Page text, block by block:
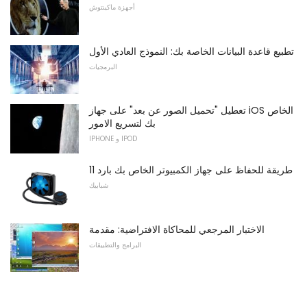
أجهزة ماكينتوش
تطبيع قاعدة البيانات الخاصة بك: النموذج العادي الأول
البرمجيات
تعطيل "تحميل الصور عن بعد" على جهاز iOS الخاص
بك لتسريع الامور
IPHONE و IPOD
11 طريقة للحفاظ على جهاز الكمبيوتر الخاص بك بارد
شبابيك
الاختبار المرجعي للمحاكاة الافتراضية: مقدمة
البرامج والتطبيقات